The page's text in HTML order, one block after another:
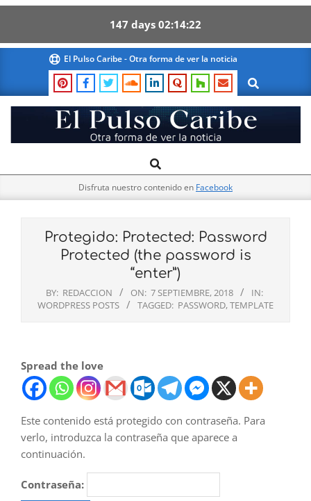
147 days 02 14 21
content
El Pulso Caribe - Otra forma de ver la noticia
Search
El
Pulso
Navigation
Search
Disfruta nuestro contenido en Facebook
Protegido: Protected: Password
Protected (the password is
“enter”)
BY: REDACCION ON: 7 SEPTIEMBRE, 2018
IN:
WORDPRESS POSTS
TAGGED: PASSWORD,TEMPLATE
Spread the love
Este contenido está protegido con contraseña. Para
verlo, introduzca la contraseña que aparece a
continuación.
Contraseña: